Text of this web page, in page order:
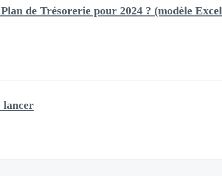
de Trésorerie pour 2024 ? (modèle Excel
lancer